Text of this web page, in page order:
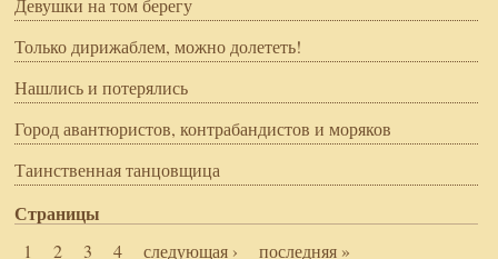
Девушки на том берегу
Только дирижаблем, можно долететь!
Нашлись и потерялись
Город авантюристов, контрабандистов и моряков
Таинственная танцовщица
Страницы
1 2 3 4 следующая › последняя »